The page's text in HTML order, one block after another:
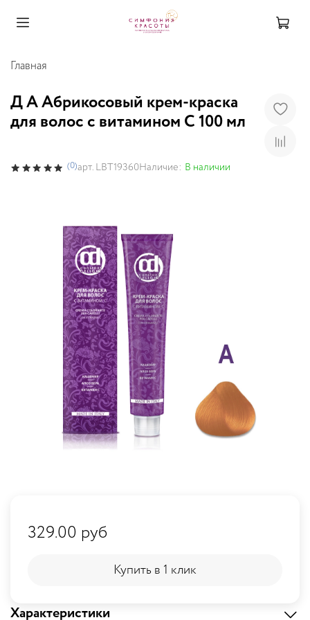
Главная
Д A Абрикосовый крем-краска
для волос с витамином С 100 мл
(0)арт.LBT19360Наличие: В наличии
Характеристики
329.00 руб
Купить в 1 клик
Купить в 1 клик